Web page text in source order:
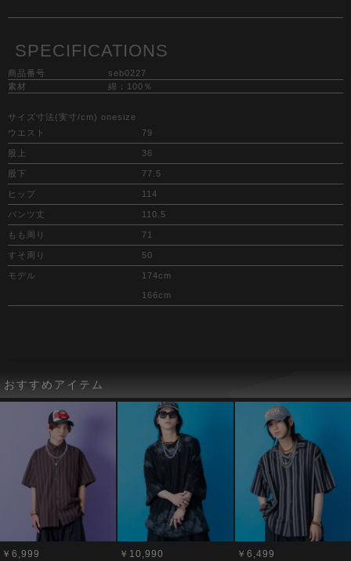
SPECIFICATIONS
商品番号
seb0227
素材
綿：100％
サイズ寸法(実寸/cm) onesize
ウエスト
79
股上 36
股下 77.5
ヒップ 114
パンツ丈 110.5
もも周り 71
すそ周り 50
モデル 174cm
166cm
おすすめアイテム
￥6,999 ￥10,990 ￥6,499